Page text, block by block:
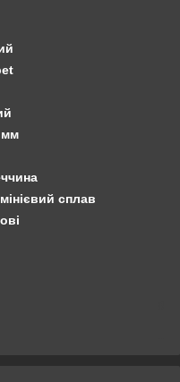
мм
сплав